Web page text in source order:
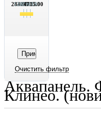
284.05
1392.05
2499.05
3607.05
4715.00
Аквапанель.
Клинео.